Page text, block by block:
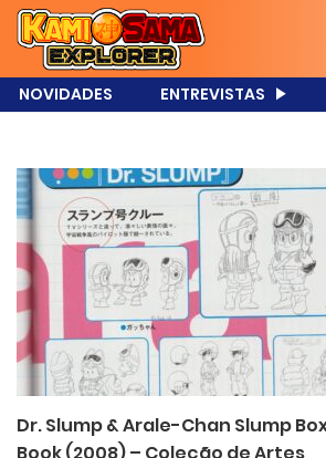
NOVIDADES ENTREVISTAS
Dr. Slump & Arale-Chan Slump